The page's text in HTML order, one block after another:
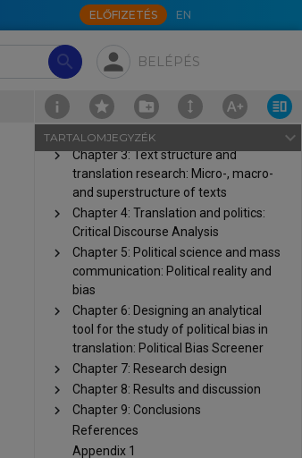
ELŐFIZETÉS EN
search person BELÉPÉS
TARTALOMJEGYZÉK navigate_next
Political Newspaper Articles
Copyright page
Series editors’ foreword
chevron_right Chapter 1: Introduction
chevron_right
Chapter 2: Functions of
argumentative texts: Hoey’s
Problem-Solution Models
chevron_right Chapter 3: Text structure and
translation research: Micro-, macro-
and superstructure of texts
chevron_right
Chapter 4: Translation and politics:
Critical Discourse Analysis
chevron_right
Chapter 5: Political science and mass
communication: Political reality and
bias
chevron_right
Chapter 6: Designing an analytical
tool for the study of political bias in
translation: Political Bias Screener
chevron_right Chapter 7: Research design
chevron_right Chapter 8: Results and discussion
chevron_right
Chapter 9: Conclusions
References
Appendix 1